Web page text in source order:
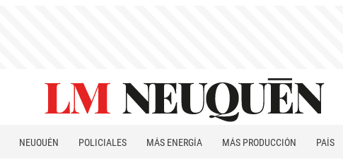
NEUQUÉN POLICIALES MÁS ENERGÍA MÁS PRODUCCIÓN
PAÍS